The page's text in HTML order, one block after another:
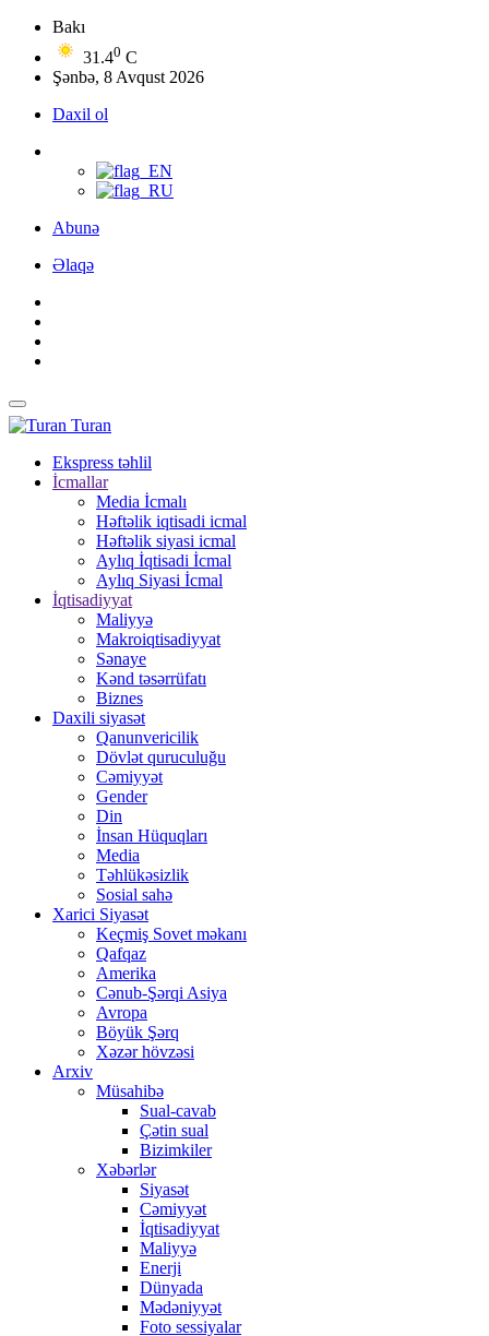
Bakı
31.40 C
Şənbə, 8 Avqust 2026
Daxil ol
Abunə
Əlaqə
Turan
Ekspress təhlil
İcmallar
Media İcmalı
Həftəlik iqtisadi icmal
Həftəlik siyasi icmal
Aylıq İqtisadi İcmal
Aylıq Siyasi İcmal
İqtisadiyyat
Maliyyə
Makroiqtisadiyyat
Sənaye
Kənd təsərrüfatı
Biznes
Daxili siyasət
Qanunvericilik
Dövlət quruculuğu
Cəmiyyət
Gender
Din
İnsan Hüquqları
Media
Təhlükəsizlik
Sosial sahə
Xarici Siyasət
Keçmiş Sovet məkanı
Qafqaz
Amerika
Cənub-Şərqi Asiya
Avropa
Böyük Şərq
Xəzər hövzəsi
Arxiv
Müsahibə
Sual-cavab
Çətin sual
Bizimkiler
Xəbərlər
Siyasət
Cəmiyyət
İqtisadiyyat
Maliyyə
Enerji
Dünyada
Mədəniyyət
Foto sessiyalar